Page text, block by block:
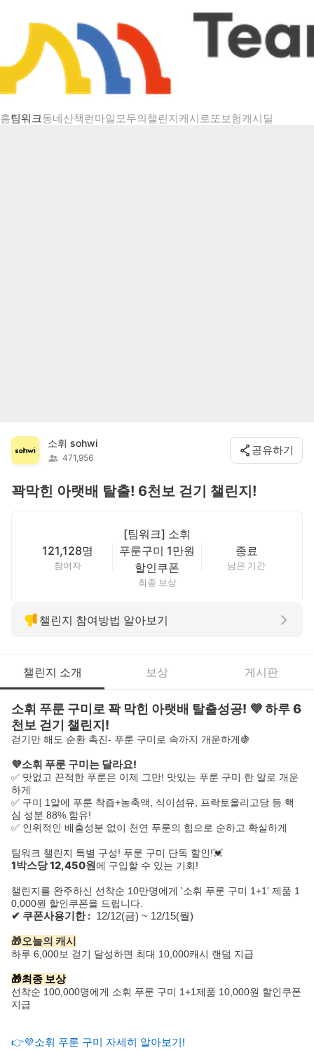
홈팀워크동네산책 런마일모두의챌린지캐시로또보험캐시딜
챌린지 상세
소휘 sohwi
471,956
공유하기
꽉막힌 아랫배 탈출! 6천보 걷기 챌린지!
121,128명
참여자
[팀워크] 소휘
푸룬구미 1만원
할인쿠폰
최종 보상
종료
남은 기간
챌린지 참여방법 알아보기
챌린지 소개 보상 게시판
소휘 푸룬 구미로 꽉 막힌 아랫배 탈출성공! 💜 하루 6
천보 걷기 챌린지!
걷기만 해도 순환 촉진- 푸룬 구미로 속까지 개운하게🍇
💜소휘 푸룬 구미는 달라요!
✅ 맛없고 끈적한 푸룬은 이제 그만! 맛있는 푸룬 구미 한 알로 개운
하게
✅ 구미 1알에 푸룬 착즙+농축액, 식이섬유, 프락토올리고당 등 핵
심 성분 88% 함유!
✅ 인위적인 배출성분 없이 천연 푸룬의 힘으로 순하고 확실하게
팀워크 챌린지 특별 구성! 푸룬 구미 단독 할인!💓
1박스당 12,450원에 구입할 수 있는 기회!
챌린지를 완주하신 선착순 10만명에게 '소휘 푸룬 구미 1+1' 제품 1
0,000원 할인쿠폰을 드립니다.
✔ 쿠폰사용기한 : 12/12(금) ~ 12/15(월)
🎁오늘의 캐시
하루 6,000보 걷기 달성하면 최대 10,000캐시 랜덤 지급
🎁최종 보상
선착순 100,000명에게 소휘 푸룬 구미 1+1제품 10,000원 할인쿠폰
지급
👉💜소휘 푸룬 구미 자세히 알아보기!